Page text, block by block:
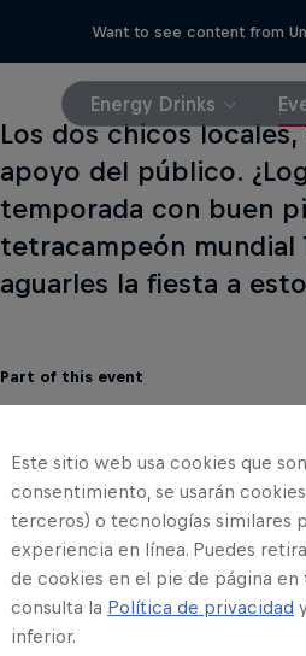
Want to see content from
Energy Drinks
Los dos chicos
apoyo del público.
temporada con buen
tetracampeón mundial
aguarles la fiesta a
Part of this event
Jonny Walker
United Kingdom
Este sitio web usa cookies que
consentimiento, se usarán
terceros) o tecnologías similares
experiencia en línea. Puedes
de cookies en el pie de página
consulta la Política de privacidad
inferior.